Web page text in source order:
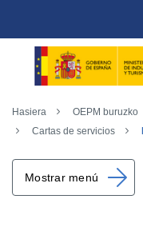
Hasiera OEPM buruzko
Cartas de servicios
Mostrar menú